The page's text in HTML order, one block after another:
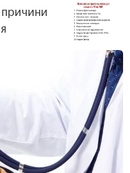
причини